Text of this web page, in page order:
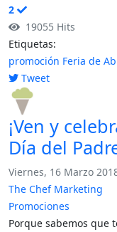
2
19055 Hits
Etiquetas:
promoción Feria de
Tweet
pinterest
¡Ven y
Día del
Viernes, 16 Marzo
The Chef Marketing
Promociones
Porque sabemos que